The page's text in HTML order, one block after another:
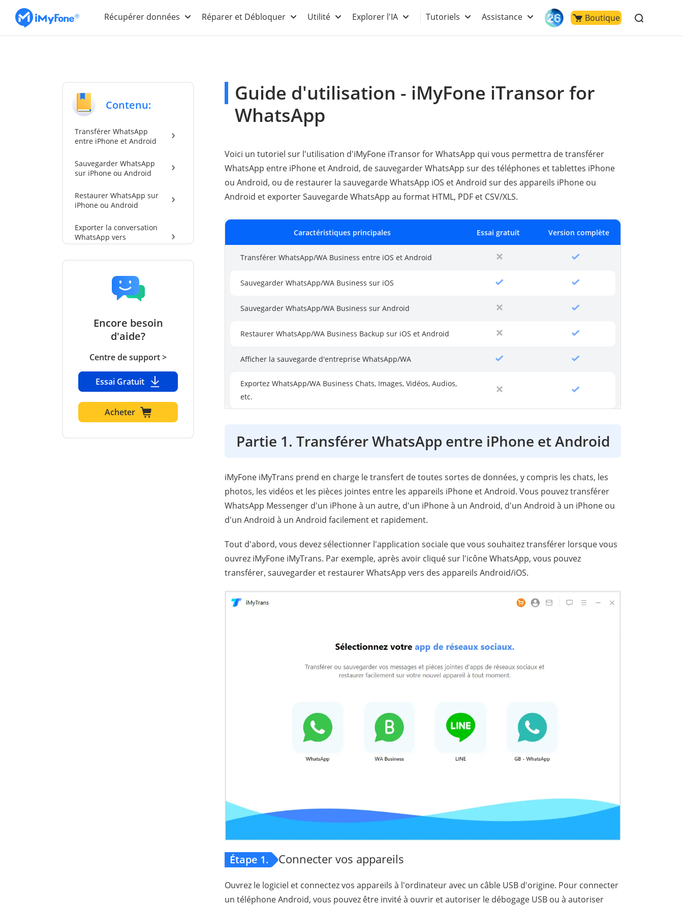
Récupérer données Réparer et Débloquer Utilité Explorer l'IA Tutoriels Assistance Boutique
Guide d'utilisation - iMyFone iTransor for
WhatsApp
Voici un tutoriel sur l'utilisation d'iMyFone iTransor for WhatsApp qui vous permettra de transférer
WhatsApp entre iPhone et Android, de sauvegarder WhatsApp sur des téléphones et tablettes iPhone
ou Android, ou de restaurer la sauvegarde WhatsApp iOS et Android sur des appareils iPhone ou
Android et exporter Sauvegarde WhatsApp au format HTML, PDF et CSV/XLS.
Caractéristiques principales Essai gratuit Version complète
Transférer WhatsApp/WA Business entre iOS et Android
Sauvegarder WhatsApp/WA Business sur iOS
Sauvegarder WhatsApp/WA Business sur Android
Restaurer WhatsApp/WA Business Backup sur iOS et Android
Afficher la sauvegarde d'entreprise WhatsApp/WA
Exportez WhatsApp/WA Business Chats, Images, Vidéos, Audios,
etc.
Partie 1. Transférer WhatsApp entre iPhone et Android
iMyFone iMyTrans prend en charge le transfert de toutes sortes de données, y compris les chats, les
photos, les vidéos et les pièces jointes entre les appareils iPhone et Android. Vous pouvez transférer
WhatsApp Messenger d'un iPhone à un autre, d'un iPhone à un Android, d'un Android à un iPhone ou
d'un Android à un Android facilement et rapidement.
Tout d'abord, vous devez sélectionner l'application sociale que vous souhaitez transférer lorsque vous
ouvrez iMyFone iMyTrans. Par exemple, après avoir cliqué sur l'icône WhatsApp, vous pouvez
transférer, sauvegarder et restaurer WhatsApp vers des appareils Android/iOS.
Étape 1. Connecter vos appareils
Ouvrez le logiciel et connectez vos appareils à l'ordinateur avec un câble USB d'origine. Pour connecter
un téléphone Android, vous pouvez être invité à ouvrir et autoriser le débogage USB ou à autoriser
Contenu:
Transférer WhatsApp
entre iPhone et Android
Sauvegarder WhatsApp
sur iPhone ou Android
Restaurer WhatsApp sur
iPhone ou Android
Exporter la conversation
WhatsApp vers
sauvegarde Google Drive
Encore besoin
d'aide?
Centre de support >
Essai Gratuit
Acheter